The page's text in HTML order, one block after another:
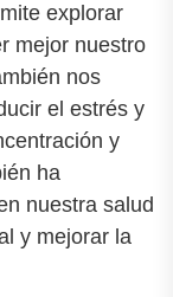
explorar
mejor nuestro
nos
el estrés y
y
ha
nuestra salud
y mejorar la